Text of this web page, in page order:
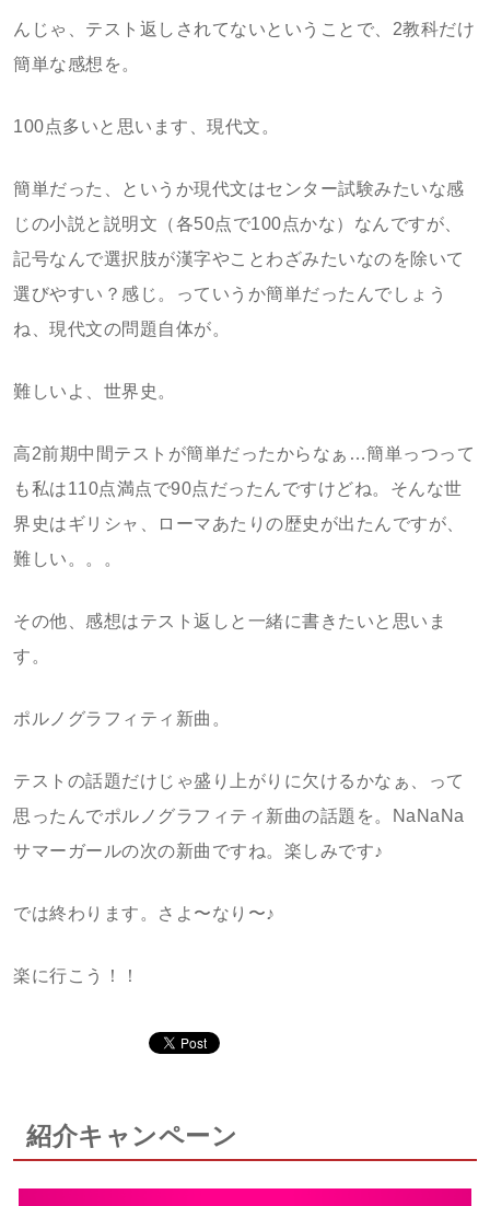
んじゃ、テスト返しされてないということで、2教科だけ
簡単な感想を。
100点多いと思います、現代文。
簡単だった、というか現代文はセンター試験みたいな感
じの小説と説明文（各50点で100点かな）なんですが、
記号なんで選択肢が漢字やことわざみたいなのを除いて
選びやすい？感じ。っていうか簡単だったんでしょう
ね、現代文の問題自体が。
難しいよ、世界史。
高2前期中間テストが簡単だったからなぁ…簡単っつって
も私は110点満点で90点だったんですけどね。そんな世
界史はギリシャ、ローマあたりの歴史が出たんですが、
難しい。。。
その他、感想はテスト返しと一緒に書きたいと思いま
す。
ポルノグラフィティ新曲。
テストの話題だけじゃ盛り上がりに欠けるかなぁ、って
思ったんでポルノグラフィティ新曲の話題を。NaNaNa
サマーガールの次の新曲ですね。楽しみです♪
では終わります。さよ〜なり〜♪
楽に行こう！！
紹介キャンペーン